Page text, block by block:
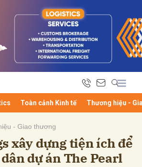
Toàn cảnh Kinh tế Thương hiệu -
- Giao thương
xây dựng tiện ích để
dự án The Pearl
Hủy